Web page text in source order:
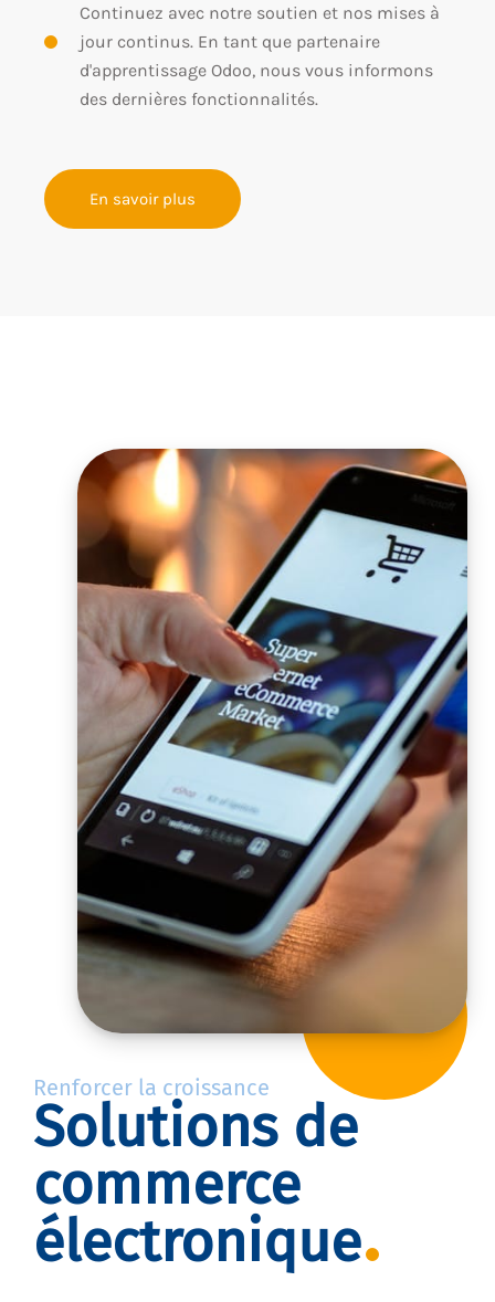
Continuez avec notre soutien et nos mises à
jour continus. En tant que partenaire
d'apprentissage Odoo, nous vous informons
des dernières fonctionnalités.
En savoir plus
Renforcer la croissance
Solutions de
commerce
électronique